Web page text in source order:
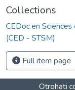
Collections
CEDoc en
(CED - STSM)
Full item page
Otrohati